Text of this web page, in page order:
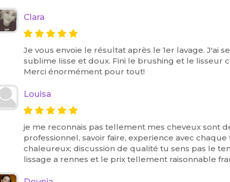
Clara
Je vous envoie le résultat après le 1er lavage. J'ai
sublime lisse et doux. Fini le brushing et le lisseur
Merci énormément pour tout!
Louisa
je me reconnais pas tellement mes cheveux sont
professionnel, savoir faire, experience avec
chaleureux; discussion de qualité tu sens pas le
lissage a rennes et le prix tellement raisonnable